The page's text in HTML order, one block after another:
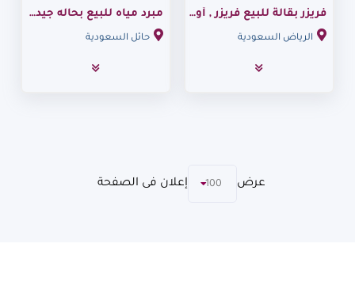
فريزر بقالة للبيع ‏فريزر ‏,‏ أوجر ‏,‏ مستعمل‏ ثلاجات – فريزر في الرياض
الرياض السعودية
مبرد مياه للبيع بحاله جيده ‏ثلاجات ‏,‏ كوندور ‏,‏ مستعمل‏ ثلاجات – فري
حائل السعودية
عرض 100 إعلان فى الصفحة